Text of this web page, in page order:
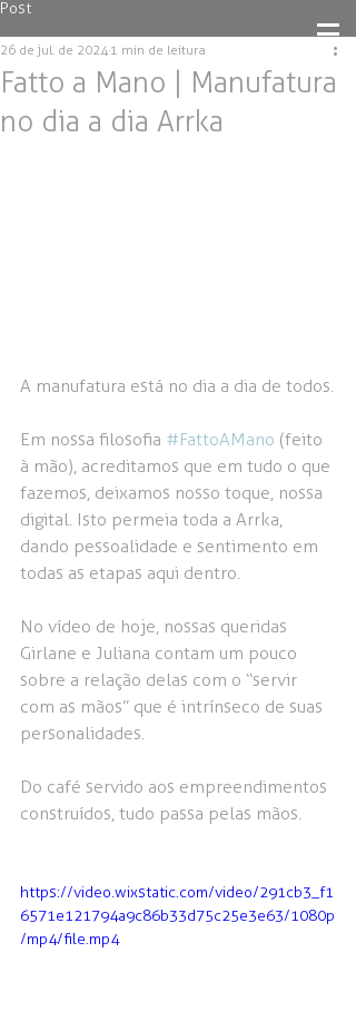
Post
Fatto a Mano | Manufatura
no dia a dia Arrka
26 de jul. de 2024 1 min de leitura
A manufatura está no dia a dia de todos.
Em nossa filosofia #FattoAMano (feito
à mão), acreditamos que em tudo o que
fazemos, deixamos nosso toque, nossa
digital. Isto permeia toda a Arrka,
dando pessoalidade e sentimento em
todas as etapas aqui dentro.
No vídeo de hoje, nossas queridas
Girlane e Juliana contam um pouco
sobre a relação delas com o “servir
com as mãos” que é intrínseco de suas
personalidades.
Do café servido aos empreendimentos
construídos, tudo passa pelas mãos.
https://video.wixstatic.com/video/291cb3_f1
6571e121794a9c86b33d75c25e3e63/1080p
/mp4/file.mp4